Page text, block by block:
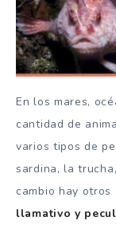
En los mares,
cantidad de
varios tipos de
sardina, la
cambio hay otros
llamativo y